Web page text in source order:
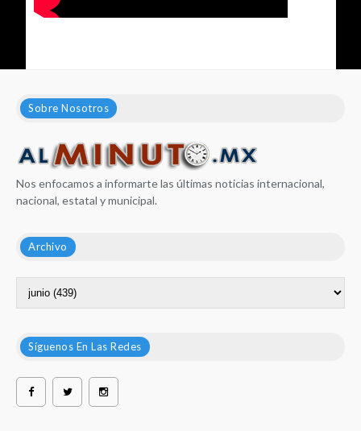
Sobre Nosotros
Nos enfocamos a informarte las últimas noticias internacional,
nacional, estatal y municipal.
Archivo
Síguenos En Las Redes